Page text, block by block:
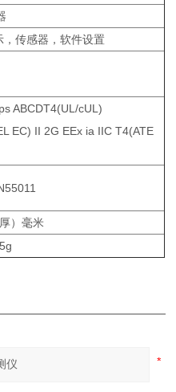
传感器，软件设置
ABCDT4(UL/cUL)
EC) II 2G EEx ia IIC T4(ATE
）毫米